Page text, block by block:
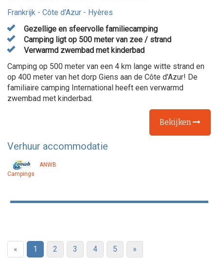
Frankrijk - Côte d'Azur - Hyères
Gezellige en sfeervolle familiecamping
Camping ligt op 500 meter van zee / strand
Verwarmd zwembad met kinderbad
Camping op 500 meter van een 4 km lange witte strand en
op 400 meter van het dorp Giens aan de Côte d'Azur! De
familiaire camping International heeft een verwarmd
zwembad met kinderbad.
Bekijken
Verhuur accommodatie
ANWB
Campings
« 1 2 3 4 5 »